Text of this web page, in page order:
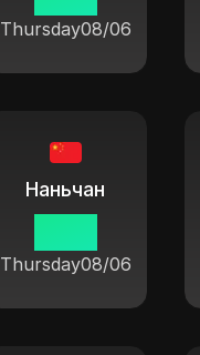
Thursday08/06
Наньчан
Thursday08/06